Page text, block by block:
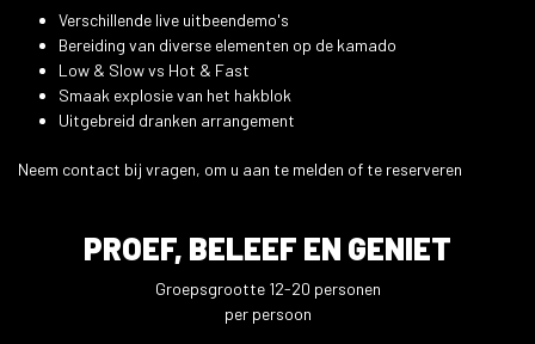
Verschillende live uitbeendemo's
Bereiding van diverse elementen op de kamado
Low & Slow vs Hot & Fast
Smaak explosie van het hakblok
Uitgebreid dranken arrangement
Neem contact bij vragen, om u aan te melden of te reserveren
PROEF, BELEEF EN GENIET
Groepsgrootte 12-20 personen
per persoon